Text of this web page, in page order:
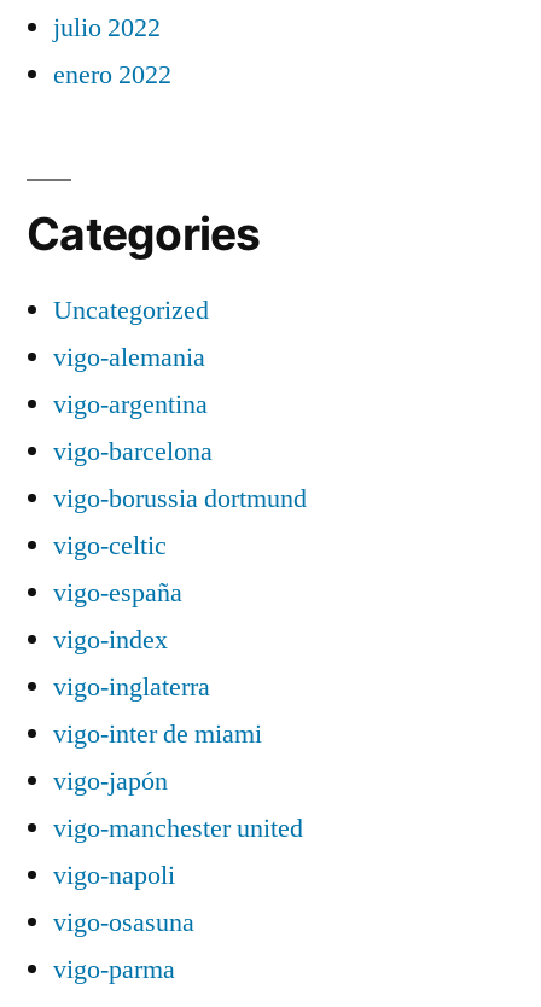
julio 2022
enero 2022
Categories
Uncategorized
vigo-alemania
vigo-argentina
vigo-barcelona
vigo-borussia dortmund
vigo-celtic
vigo-españa
vigo-index
vigo-inglaterra
vigo-inter de miami
vigo-japón
vigo-manchester united
vigo-napoli
vigo-osasuna
vigo-parma